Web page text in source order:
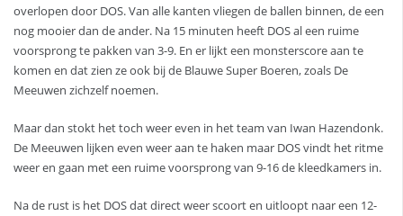
overlopen door DOS. Van alle kanten vliegen de ballen binnen, de een
nog mooier dan de ander. Na 15 minuten heeft DOS al een ruime
voorsprong te pakken van 3-9. En er lijkt een monsterscore aan te
komen en dat zien ze ook bij de Blauwe Super Boeren, zoals De
Meeuwen zichzelf noemen.
Maar dan stokt het toch weer even in het team van Iwan Hazendonk.
De Meeuwen lijken even weer aan te haken maar DOS vindt het ritme
weer en gaan met een ruime voorsprong van 9-16 de kleedkamers in.
Na de rust is het DOS dat direct weer scoort en uitloopt naar een 12-